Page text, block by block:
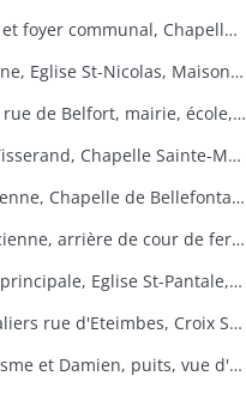
Valdieu Lutran : mairie-école et foyer communal, Chapelle Notre Dame de la Pitié, calvaire, échelle d'écluses sens Valdieu-Retzwiller
Diefmatten : maison alsacienne, Eglise St-Nicolas, Maison natale Barthélémy Gross
Retzwiller : centre du village, rue de Belfort, mairie, école, décors floraux
Gommersdorf : Auberge du Tisserand, Chapelle Sainte-Marguerite, Calvaire rue des Tilleuls
Bréchaumont : maison alsacienne, Chapelle de Bellefontaine, rue de l'église, M.A.R.P.A. (Maison d'accueil rurale pour personne âgées)
Magny : étang, maisons alsacienne, arrière de cour de ferme
Eteimbes : vue depuis la rue principale, Eglise St-Pantale, maison alsacienne
Bretten : Eglise St-Rémy, cavaliers rue d'Eteimbes, Croix St-Eloi
Saint-Cosme : Eglise Saint-Cosme et Damien, puits, vue d'ensemble, ancien presbytère, mairie